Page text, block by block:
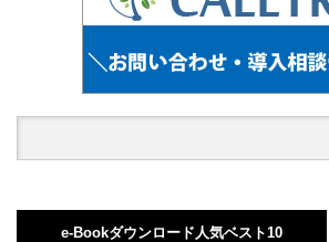
e-Bookダウンロード人気ベスト10